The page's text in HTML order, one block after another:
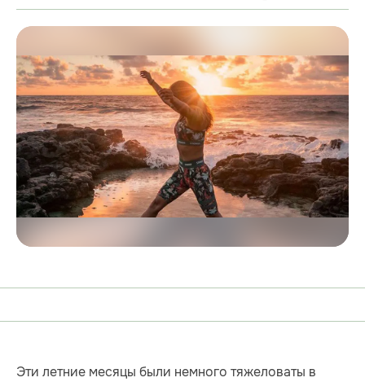
Эти летние месяцы были немного тяжеловаты в